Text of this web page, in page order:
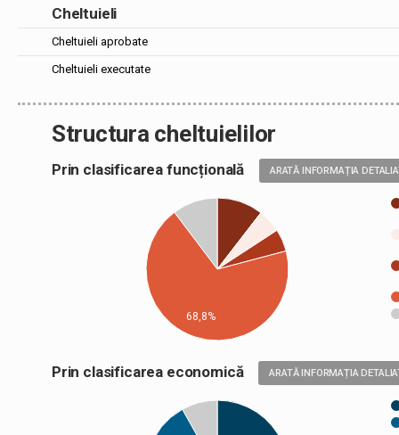
Cheltuieli
Cheltuieli aprobate
Cheltuieli executate
Structura cheltuielilor
Prin clasificarea funcțională ARATĂ INFORMAȚIA
68,8%
Prin clasificarea economică ARATĂ INFORMAȚIA